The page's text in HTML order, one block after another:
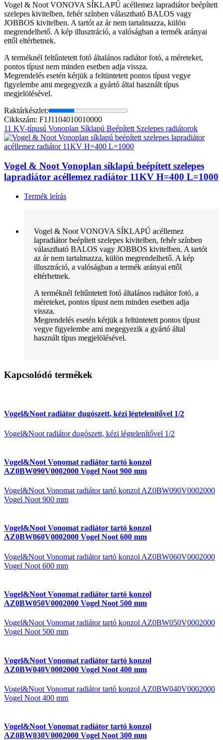
Vogel & Noot VONOVA SÍKLAPÚ acéllemez lapradiátor beépített
szelepes kivitelben, fehér színben választható BALOS vagy
JOBBOS kivitelben. A tartót az ár nem tartalmazza, külön
megrendelhető. A kép illusztráció, a valóságban a termék arányai
ettől eltérhetnek.
A terméknél feltűntetett fotó általános radiátor fotó, a méreteket,
pontos típust nem minden esetben adja vissza.
Megrendelés esetén kérjük a feltüntetett pontos típust vegye
figyelembe ami megegyezik a gyártó által használt típus
megjelölésével.
Raktárkészlet:
Cikkszám: F1J1104010010000
11 KV-típusú Vonoplan Síklapú Beépített Szelepes radiátorok
Vogel & Noot Vonoplan síklapú beépített szelepes
lapradiátor acéllemez radiátor 11KV H=400 L=1000
Termék leírás
Vogel & Noot VONOVA SÍKLAPÚ acéllemez
lapradiátor beépített szelepes kivitelben, fehér színben
választható BALOS vagy JOBBOS kivitelben. A tartót
az ár nem tartalmazza, külön megrendelhető. A kép
illusztráció, a valóságban a termék arányai ettől
eltérhetnek.
A terméknél feltűntetett fotó általános radiátor fotó, a
méreteket, pontos típust nem minden esetben adja
vissza.
Megrendelés esetén kérjük a feltüntetett pontos típust
vegye figyelembe ami megegyezik a gyártó által
használt típus megjelölésével.
Kapcsolódó termékek
Vogel&Noot radiátor dugószett, kézi légtelenítővel 1/2
Vogel&Noot radiátor dugószett, kézi légtelenítővel 1/2
Vogel&Noot Vonomat radiátor tartó konzol
AZ0BW090V0002000 Vogel Noot 900 mm
Vogel&Noot Vonomat radiátor tartó konzol AZ0BW090V0002000
Vogel Noot 900 mm
Vogel&Noot Vonomat radiátor tartó konzol
AZ0BW060V0002000 Vogel Noot 600 mm
Vogel&Noot Vonomat radiátor tartó konzol AZ0BW060V0002000
Vogel Noot 600 mm
Vogel&Noot Vonomat radiátor tartó konzol
AZ0BW050V0002000 Vogel Noot 500 mm
Vogel&Noot Vonomat radiátor tartó konzol AZ0BW050V0002000
Vogel Noot 500 mm
Vogel&Noot Vonomat radiátor tartó konzol
AZ0BW040V0002000 Vogel Noot 400 mm
Vogel&Noot Vonomat radiátor tartó konzol AZ0BW040V0002000
Vogel Noot 400 mm
Vogel&Noot Vonomat radiátor tartó konzol
AZ0BW030V0002000 Vogel Noot 300 mm